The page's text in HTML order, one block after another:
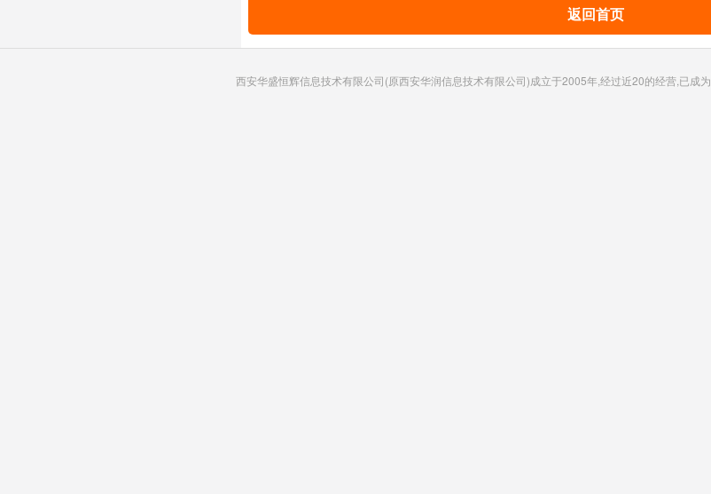
返回首页
西安华盛恒辉信息技术有限公司(原西安华润信息技术有限公司)成立于2005年,经过近20的经营,已成